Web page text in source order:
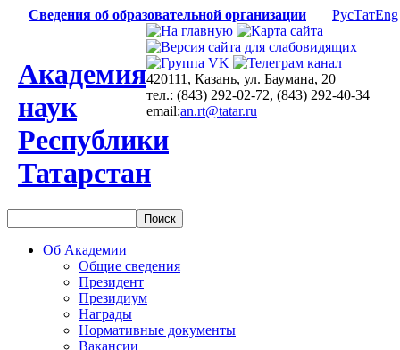
Сведения об образовательной организации РусТатEng
Академия
наук
Республики
Татарстан
420111, Казань, ул. Баумана, 20
тел.: (843) 292-02-72, (843) 292-40-34
email:an.rt@tatar.ru
Об Академии
Общие сведения
Президент
Президиум
Награды
Нормативные документы
Вакансии